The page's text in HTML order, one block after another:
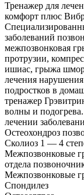
Тренажер для
комфорт плюс
заболеваний
межпозвонковая
протрузии,
ишиас, грыжа
лечения
подростков в
тренажер
волны и
лечении
Остеохондроз
Сколиоз 1 — 4
Межпозвонковые
отдела
Межпозвонковые
Спондилез